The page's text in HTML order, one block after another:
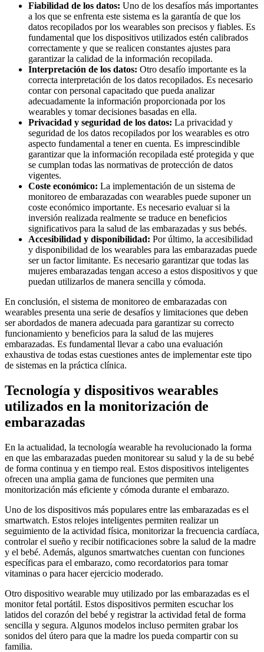
Fiabilidad de los datos: Uno de los desafíos más importantes
a los que se enfrenta este sistema es la garantía de que los
datos recopilados por los wearables son precisos y fiables. Es
fundamental que los dispositivos utilizados estén calibrados
correctamente y que se realicen constantes ajustes para
garantizar la calidad de la información recopilada.
Interpretación de los datos: Otro desafío importante es la
correcta interpretación de los datos recopilados. Es necesario
contar con personal capacitado que pueda analizar
adecuadamente la información proporcionada por los
wearables y tomar decisiones basadas en ella.
Privacidad y seguridad de los datos: La privacidad y
seguridad de los datos recopilados por los wearables es otro
aspecto fundamental a tener en cuenta. Es imprescindible
garantizar que la información recopilada esté protegida y que
se cumplan todas las normativas de protección de datos
vigentes.
Coste económico: La implementación de un sistema de
monitoreo de embarazadas con wearables puede suponer un
coste económico importante. Es necesario evaluar si la
inversión realizada realmente se traduce en beneficios
significativos para la salud de las embarazadas y sus bebés.
Accesibilidad y disponibilidad: Por último, la accesibilidad
y disponibilidad de los wearables para las embarazadas puede
ser un factor limitante. Es necesario garantizar que todas las
mujeres embarazadas tengan acceso a estos dispositivos y que
puedan utilizarlos de manera sencilla y cómoda.
En conclusión, el sistema de monitoreo de embarazadas con
wearables presenta una serie de desafíos y limitaciones que deben
ser abordados de manera adecuada para garantizar su correcto
funcionamiento y beneficios para la salud de las mujeres
embarazadas. Es fundamental llevar a cabo una evaluación
exhaustiva de todas estas cuestiones antes de implementar este tipo
de sistemas en la práctica clínica.
Tecnología y dispositivos wearables
utilizados en la monitorización de
embarazadas
En la actualidad, la tecnología wearable ha revolucionado la forma
en que las embarazadas pueden monitorear su salud y la de su bebé
de forma continua y en tiempo real. Estos dispositivos inteligentes
ofrecen una amplia gama de funciones que permiten una
monitorización más eficiente y cómoda durante el embarazo.
Uno de los dispositivos más populares entre las embarazadas es el
smartwatch. Estos relojes inteligentes permiten realizar un
seguimiento de la actividad física, monitorizar la frecuencia cardíaca,
controlar el sueño y recibir notificaciones sobre la salud de la madre
y el bebé. Además, algunos smartwatches cuentan con funciones
específicas para el embarazo, como recordatorios para tomar
vitaminas o para hacer ejercicio moderado.
Otro dispositivo wearable muy utilizado por las embarazadas es el
monitor fetal portátil. Estos dispositivos permiten escuchar los
latidos del corazón del bebé y registrar la actividad fetal de forma
sencilla y segura. Algunos modelos incluso permiten grabar los
sonidos del útero para que la madre los pueda compartir con su
familia.